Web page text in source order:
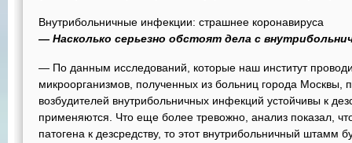
Внутрибольничные инфекции: страшнее коронавируса
— Насколько серьезно обстоят дела с
— По данным исследований, которые наш институт
микроорганизмов, полученных из больниц города
возбудителей внутрибольничных инфекций устойчивы к
применяются. Что еще более тревожно, анализ показал,
патогена к дезсредству, то этот внутрибольничный штамм